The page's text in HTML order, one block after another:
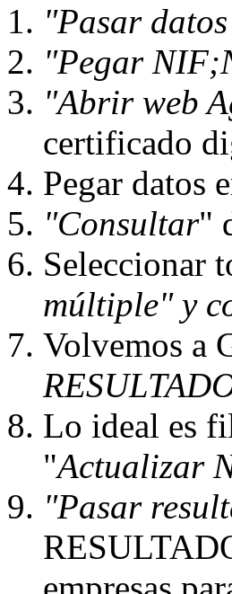
"Pasar
"Pegar
"Abrir web
certificado
Pegar datos
"Consultar"
Seleccionar
múltiple" y
Volvemos a
Lo ideal es
"Actualizar
"Pasar